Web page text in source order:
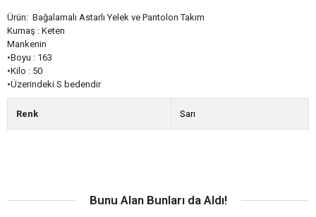
Ürün: Bağalamalı Astarlı Yelek ve Pantolon Takım
Kumaş : Keten
Mankenin
•Boyu : 163
•Kilo : 50
•Üzerindeki S bedendir
Renk Sarı
Bunu Alan Bunları da Aldı!